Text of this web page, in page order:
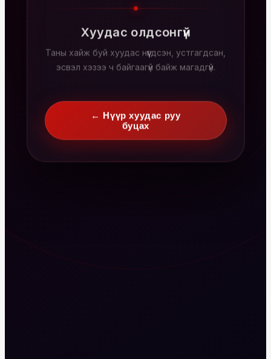
Хуудас олдсонгүй
Таны хайж буй хуудас нүүгдсэн, устгагдсан,
эсвэл хэзээ ч байгаагүй байж магадгүй.
← Нүүр хуудас руу
буцах